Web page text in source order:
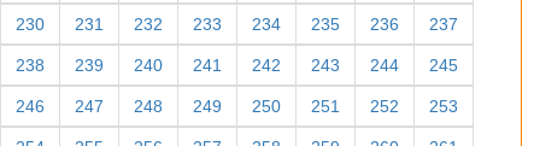
230 231 232 233 234 235 236 237
238 239 240 241 242 243 244 245
246 247 248 249 250 251 252 253